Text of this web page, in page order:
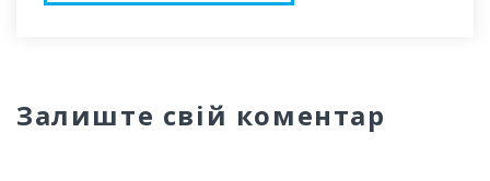
Залиште свій коментар